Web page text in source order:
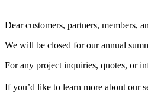
Dear customers, partners, members,
We will be closed for our annual
For any project inquiries, quotes, or
If you’d like to learn more about our